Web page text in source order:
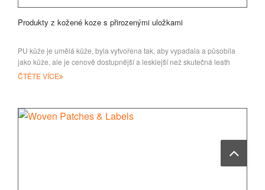
Produkty z kožené koze s přirozenými uložkami
PU kůže je umělá kůže, byla vytvořena tak, aby vypadala a působila
jako kůže, ale je cenově dostupnější a lesklejší než skutečná leath
ČTĚTE VÍCE